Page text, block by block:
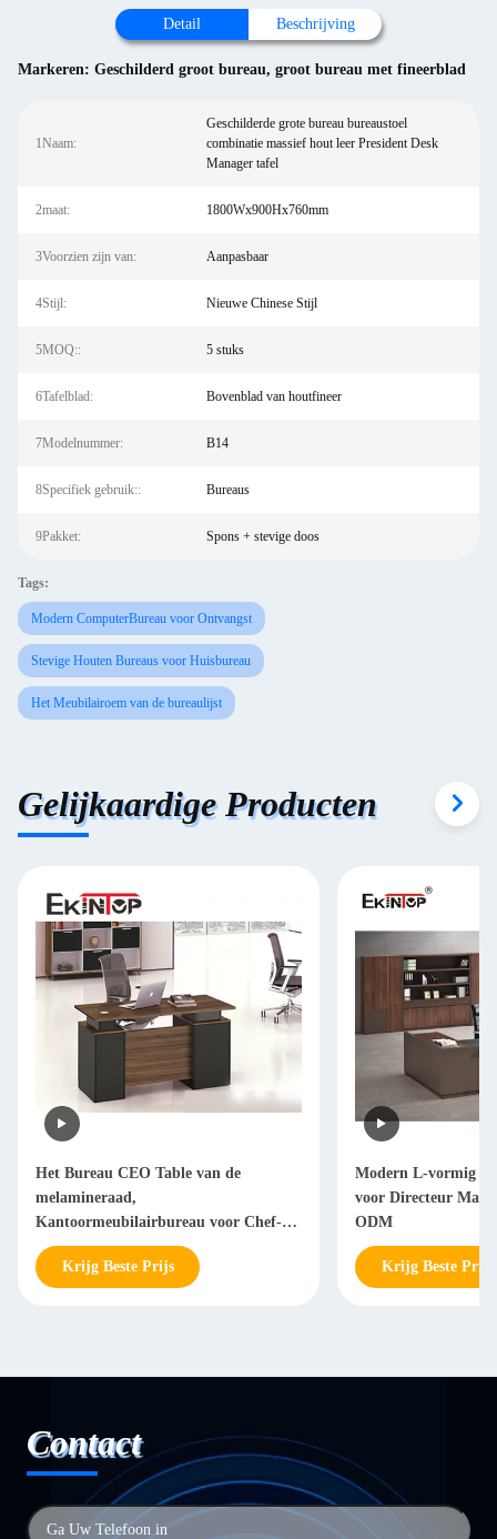
Detail Beschrijving
Markeren: Geschilderd groot bureau, groot bureau met fineerblad
1Naam:
Geschilderde grote bureau bureaustoel
combinatie massief hout leer President Desk
Manager tafel
2maat: 1800Wx900Hx760mm
3Voorzien zijn van: Aanpasbaar
4Stijl: Nieuwe Chinese Stijl
5MOQ:: 5 stuks
6Tafelblad: Bovenblad van houtfineer
7Modelnummer: B14
8Specifiek gebruik:: Bureaus
9Pakket: Spons + stevige doos
Tags:
Modern ComputerBureau voor Ontvangst
Stevige Houten Bureaus voor Huisbureau
Het Meubilairoem van de bureaulijst
Gelijkaardige Producten
Het Bureau CEO Table van de
melamineraad,
Kantoormeubilairbureau voor Chef-
Manager
Krijg Beste Prijs
Modern L-vormig
voor Directeur
ODM
Krijg Beste Prijs
Contact